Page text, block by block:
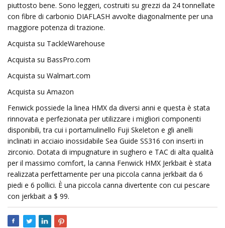
piuttosto bene. Sono leggeri, costruiti su grezzi da 24 tonnellate
con fibre di carbonio DIAFLASH avvolte diagonalmente per una
maggiore potenza di trazione.
Acquista su TackleWarehouse
Acquista su BassPro.com
Acquista su Walmart.com
Acquista su Amazon
Fenwick possiede la linea HMX da diversi anni e questa è stata
rinnovata e perfezionata per utilizzare i migliori componenti
disponibili, tra cui i portamulinello Fuji Skeleton e gli anelli
inclinati in acciaio inossidabile Sea Guide SS316 con inserti in
zirconio. Dotata di impugnature in sughero e TAC di alta qualità
per il massimo comfort, la canna Fenwick HMX Jerkbait è stata
realizzata perfettamente per una piccola canna jerkbait da 6
piedi e 6 pollici. È una piccola canna divertente con cui pescare
con jerkbait a $ 99.